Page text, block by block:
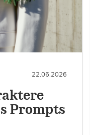
22.06.2026
Prompts